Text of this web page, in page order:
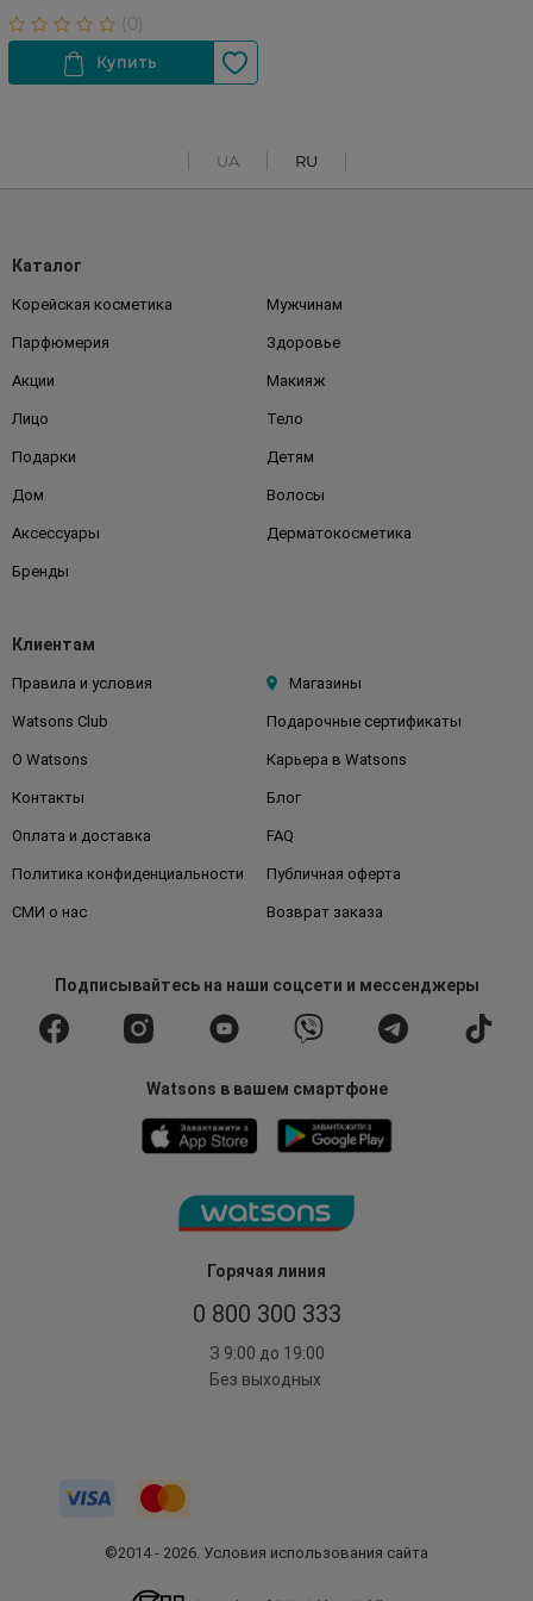
UA RU
Горячая линия
0 800 300 333
З 9:00 до 19:00
Без выходных
Каталог
Корейская косметика Мужчинам
Парфюмерия Здоровье
Акции Макияж
Лицо Тело
Подарки Детям
Дом Волосы
Аксессуары Дерматокосметика
Бренды
Клиентам
Правила и условия Магазины
Watsons Club Подарочные сертификаты
О Watsons Карьера в Watsons
Контакты Блог
Оплата и доставка FAQ
Политика конфиденциальности Публичная оферта
СМИ о нас Возврат заказа
Подписывайтесьна наши соцсети и мессенджеры
Watsons в вашем смартфоне
©2014 - 2026. Условия использования сайта